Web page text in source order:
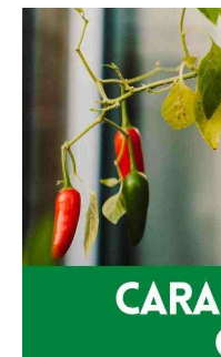
Simple